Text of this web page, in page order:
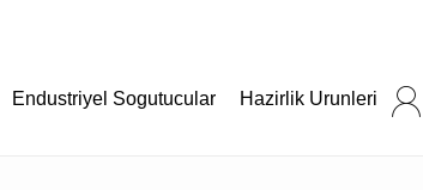
Endustriyel Sogutucular Hazirlik Urunleri